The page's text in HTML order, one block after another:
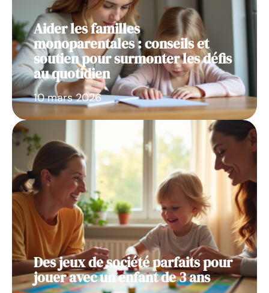
Aider les familles
monoparentales : conseils et
soutien pour surmonter les défis
au quotidien
10 mars 2026
Des jeux de société parfaits pour
jouer avec un enfant de 3 ans